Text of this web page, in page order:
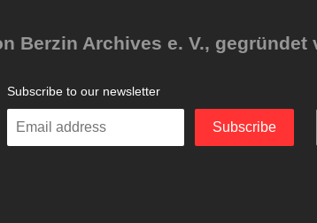
Berzin Archives e. V., gegründet
Subscribe to our newsletter
Enter
Subscribe